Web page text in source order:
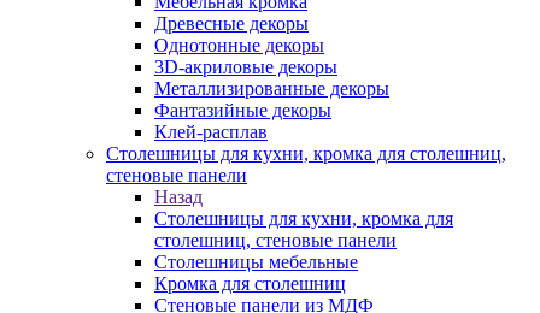
Древесные декоры
Однотонные декоры
3D-акриловые декоры
Металлизированные декоры
Фантазийные декоры
Клей-расплав
Столешницы для кухни, кромка для столешниц,
стеновые панели
Назад
Столешницы для кухни, кромка для
столешниц, стеновые панели
Столешницы мебельные
Кромка для столешниц
Стеновые панели из МДФ